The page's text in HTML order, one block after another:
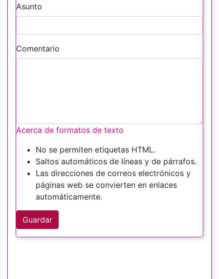
Asunto
Comentario
Acerca de formatos de texto
No se permiten etiquetas HTML.
Saltos automáticos de líneas y de párrafos.
Las direcciones de correos electrónicos y
páginas web se convierten en enlaces
automáticamente.
Guardar